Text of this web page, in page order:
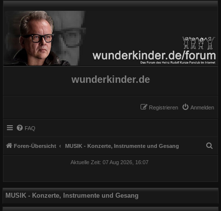
wunderkinder.de
Anmelden
Registrieren
FAQ
Foren-Übersicht MUSIK - Konzerte, Instrumente und Gesang
Aktuelle Zeit: 07 Aug 2026, 16:07
MUSIK - Konzerte, Instrumente und Gesang